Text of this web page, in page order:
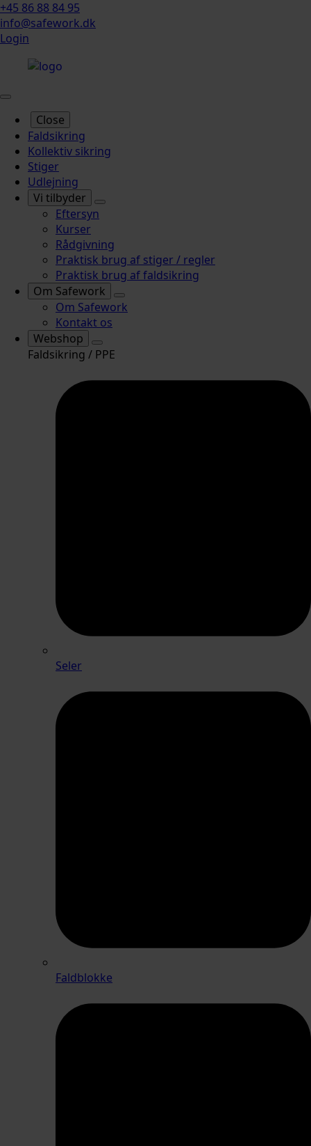
+45 86 88 84 95
info@safework.dk
Login
Close
Faldsikring
Kollektiv sikring
Stiger
Udlejning
Vi tilbyder
Eftersyn
Kurser
Rådgivning
Praktisk brug af stiger / regler
Praktisk brug af faldsikring
Om Safework
Om Safework
Kontakt os
Webshop
Faldsikring / PPE
Seler
Faldblokke